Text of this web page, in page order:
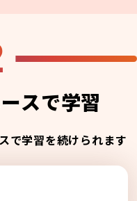
スで学習
で学習を続けられます